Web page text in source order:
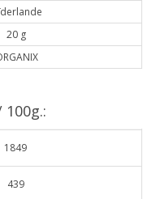
20 g
1849
439